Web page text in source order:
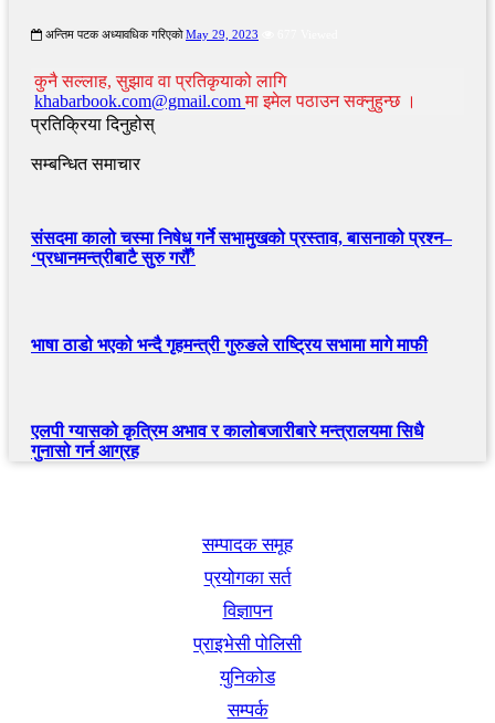
अन्तिम पटक अध्यावधिक गरिएको May 29, 2023
कुनै सल्लाह, सुझाव वा प्रतिकृयाको लागि
khabarbook.com@gmail.comमा इमेल पठाउन सक्नुहुन्छ ।
प्रतिक्रिया दिनुहोस्
सम्बन्धित समाचार
संसदमा कालो चस्मा निषेध गर्ने सभामुखको प्रस्ताव, बासनाको प्रश्न–
‘प्रधानमन्त्रीबाटै सुरु गरौँ’
भाषा ठाडो भएको भन्दै गृहमन्त्री गुरुङले राष्ट्रिय सभामा मागे माफी
एलपी ग्यासको कृत्रिम अभाव र कालोबजारीबारे मन्त्रालयमा सिधै
गुनासो गर्न आग्रह
सम्पादक समूह
प्रयोगका सर्त
विज्ञापन
प्राइभेसी पोलिसी
युनिकोड
सम्पर्क